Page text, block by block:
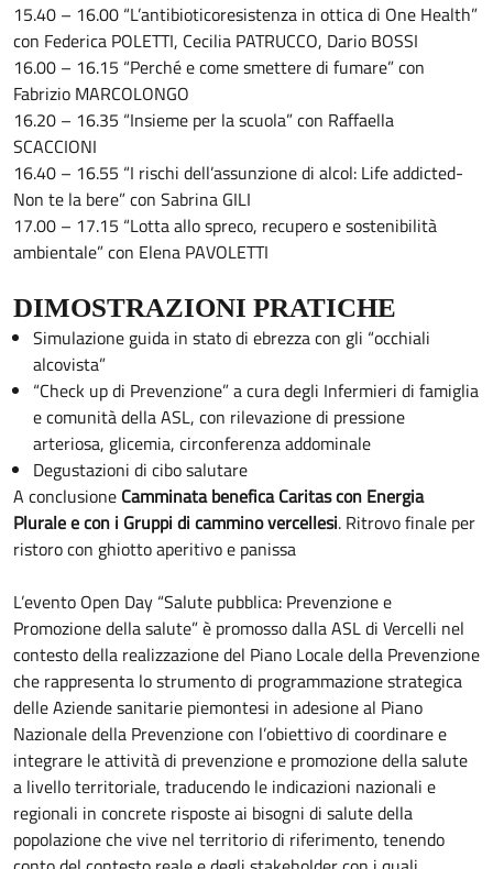
15.40 – 16.00 “L’antibioticoresistenza in ottica di One Health”
con Federica POLETTI, Cecilia PATRUCCO, Dario BOSSI
16.00 – 16.15 “Perché e come smettere di fumare” con
Fabrizio MARCOLONGO
16.20 – 16.35 “Insieme per la scuola” con Raffaella
SCACCIONI
16.40 – 16.55 “I rischi dell’assunzione di alcol: Life addicted-
Non te la bere” con Sabrina GILI
17.00 – 17.15 “Lotta allo spreco, recupero e sostenibilità
ambientale” con Elena PAVOLETTI
DIMOSTRAZIONI PRATICHE
Simulazione guida in stato di ebrezza con gli “occhiali
alcovista”
“Check up di Prevenzione” a cura degli Infermieri di famiglia
e comunità della ASL, con rilevazione di pressione
arteriosa, glicemia, circonferenza addominale
Degustazioni di cibo salutare
A conclusione Camminata benefica Caritascon Energia
Plurale e con i Gruppi di cammino vercellesi. Ritrovo finale per
ristoro con ghiotto aperitivo e panissa
L’evento Open Day “Salute pubblica: Prevenzione e
Promozione della salute” è promosso dalla ASL di Vercelli nel
contesto della realizzazione del Piano Locale della Prevenzione
che rappresenta lo strumento di programmazione strategica
delle Aziende sanitarie piemontesi in adesione al Piano
Nazionale della Prevenzione con l’obiettivo di coordinare e
integrare le attività di prevenzione e promozione della salute
a livello territoriale, traducendo le indicazioni nazionali e
regionali in concrete risposte ai bisogni di salute della
popolazione che vive nel territorio di riferimento, tenendo